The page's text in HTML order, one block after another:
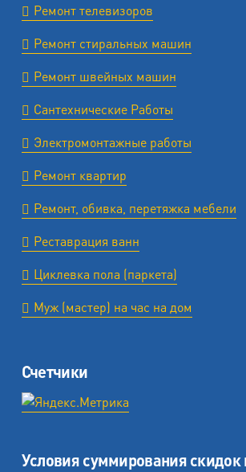
Ремонт телевизоров
Ремонт стиральных машин
Ремонт швейных машин
Сантехнические Работы
Электромонтажные работы
Ремонт квартир
Ремонт, обивка, перетяжка мебели
Реставрация ванн
Циклевка пола (паркета)
Муж (мастер) на час на дом
Счетчики
Условия суммирования скидок